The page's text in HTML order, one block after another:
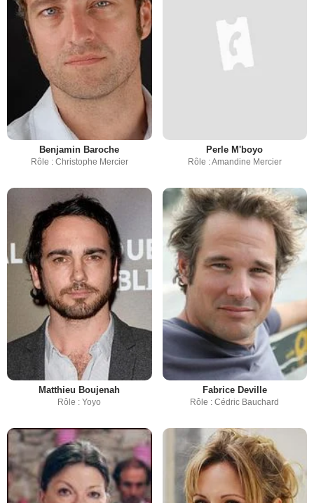
Benjamin Baroche
Rôle : Christophe Mercier
Perle M'boyo
Rôle : Amandine Mercier
Matthieu Boujenah
Rôle : Yoyo
Fabrice Deville
Rôle : Cédric Bauchard